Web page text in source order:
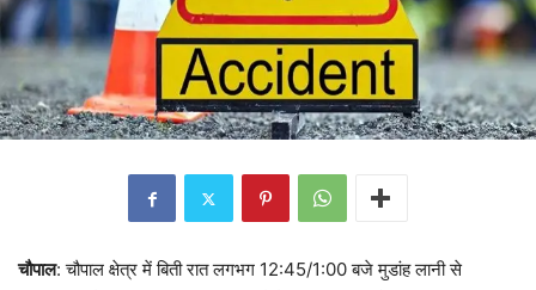
चौपाल: चौपाल क्षेत्र में बिती रात लगभग 12:45/1:00 बजे मुडांह लानी से